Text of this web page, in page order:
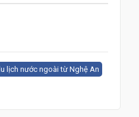
lịch nước ngoài từ Nghệ An